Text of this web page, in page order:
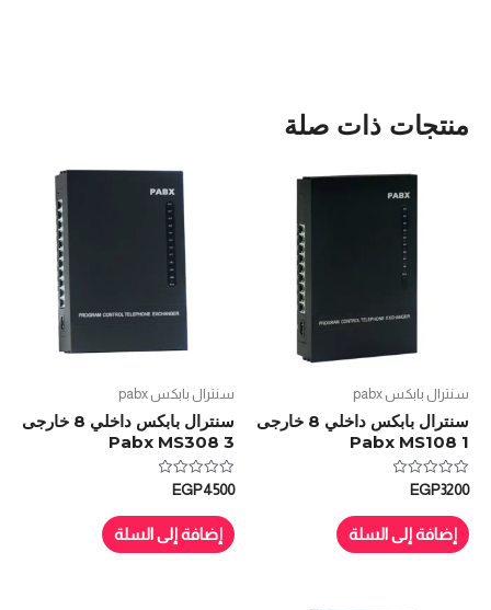
منتجات ذات صلة
سنترال بابكس pabx
سنترال بابكس داخلي 8 خارجى
1 Pabx MS108
تم
من
5
EGP3200
إضافة إلى السلة
سنترال بابكس pabx
سنترال بابكس داخلي 8 خارجى
3 Pabx MS308
تم
من
5
EGP4500
إضافة إلى السلة